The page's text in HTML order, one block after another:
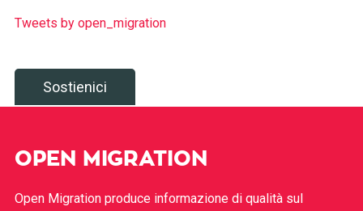
Tweets by open_migration
Sostienici
OPEN MIGRATION
Open Migration produce informazione di qualità sul